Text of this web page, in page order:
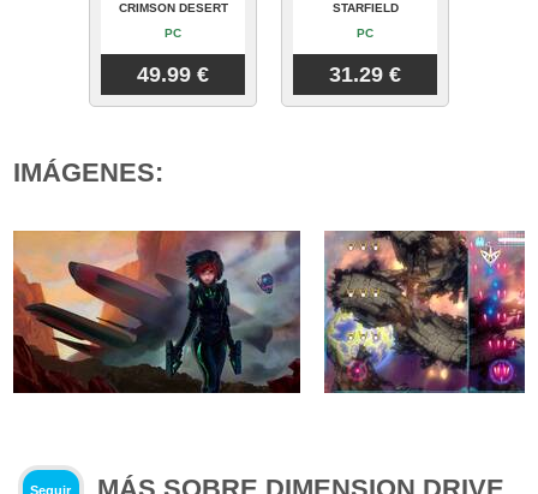
CRIMSON DESERT
PC
49.99 €
STARFIELD
PC
31.29 €
IMÁGENES:
Seguir